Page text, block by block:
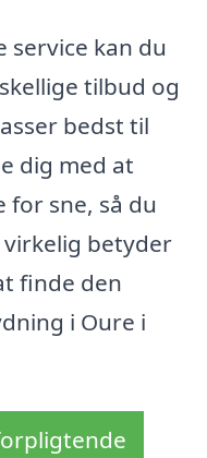
service kan du
tilbud og
bedst til
dig med at
sne, så du
betyder
finde den
i Oure i